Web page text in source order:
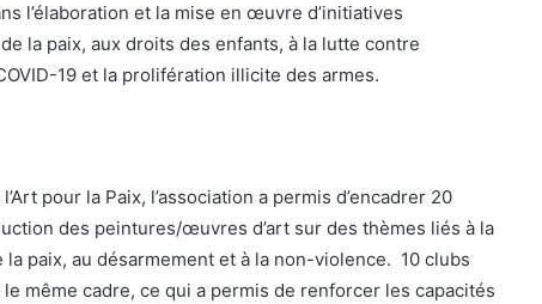
l’élaboration et la mise en œuvre d’initiatives
la paix, aux droits des enfants, à la lutte contre
19 et la prolifération illicite des armes.
pour la Paix, l’association a permis d’encadrer 20
des peintures/œuvres d’art sur des thèmes liés à la
la paix, au désarmement et à la non-violence. 10 clubs
même cadre, ce qui a permis de renforcer les capacités